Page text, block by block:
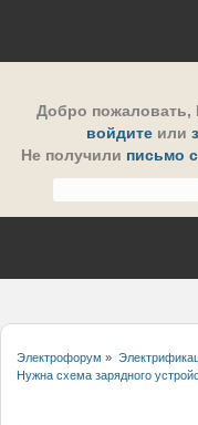
Добро пожаловать,
войдите или
Не получили письмо
Электрофорум »
Нужна схема зарядного